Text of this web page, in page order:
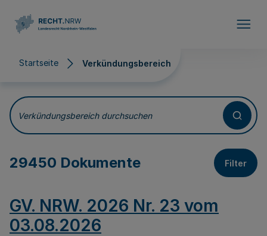
Startseite Verkündungsbereich
Verkündungsbereich
Verkündungsbereich durchsuchen
29450 Dokumente Filter
GV. NRW. 2026 Nr. 23 vom
03.08.2026